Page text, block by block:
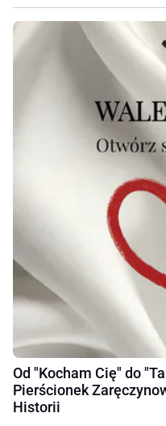
Od "Kocham Cię" do
Pierścionek
Historii